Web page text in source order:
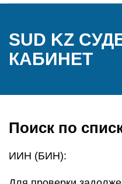
SUD KZ
КАБИНЕТ
Поиск по
ИИН (БИН):